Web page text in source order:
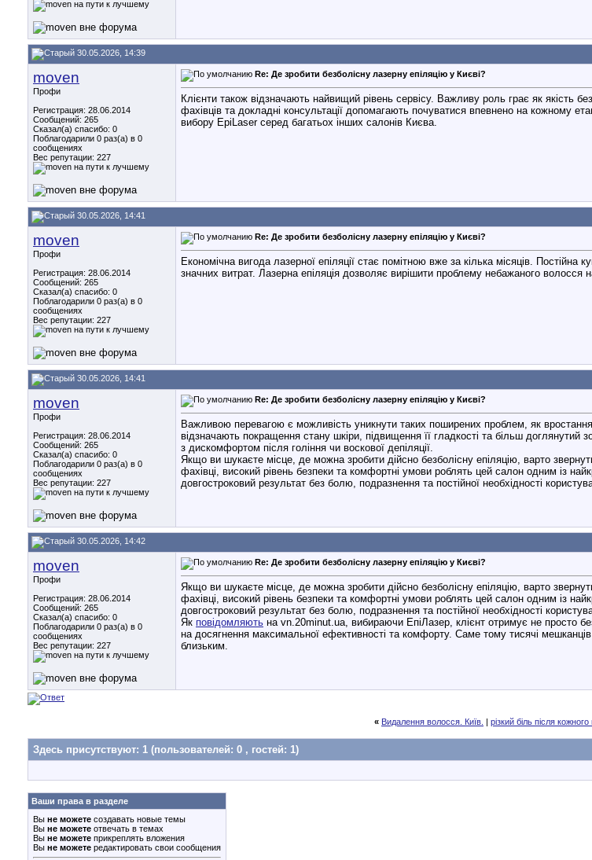
30.05.2026, 14:39
moven
Профи
Регистрация: 28.06.2014
Сообщений: 265
Сказал(а) спасибо: 0
Поблагодарили 0 раз(а) в 0
сообщениях
Вес репутации: 227
Re: Де зробити безболісну лазерну епіляцію у Києві?
Клієнти також відзначають найвищий рівень сервісу. Важливу роль грає як якість
фахівців та докладні консультації допомагають почуватися впевнено на кожному
вибору EpiLaser серед багатьох інших салонів Києва.
30.05.2026, 14:41
moven
Профи
Регистрация: 28.06.2014
Сообщений: 265
Сказал(а) спасибо: 0
Поблагодарили 0 раз(а) в 0
сообщениях
Вес репутации: 227
Re: Де зробити безболісну лазерну епіляцію у Києві?
Економічна вигода лазерної епіляції стає помітною вже за кілька місяців. Постійна
значних витрат. Лазерна епіляція дозволяє вирішити проблему небажаного волосся
30.05.2026, 14:41
moven
Профи
Регистрация: 28.06.2014
Сообщений: 265
Сказал(а) спасибо: 0
Поблагодарили 0 раз(а) в 0
сообщениях
Вес репутации: 227
Re: Де зробити безболісну лазерну епіляцію у Києві?
Важливою перевагою є можливість уникнути таких поширених проблем, як
відзначають покращення стану шкіри, підвищення її гладкості та більш
з дискомфортом після гоління чи воскової депіляції.
Якщо ви шукаєте місце, де можна зробити дійсно безболісну епіляцію, варто
фахівці, високий рівень безпеки та комфортні умови роблять цей салон одним із
довгостроковий результат без болю, подразнення та постійної необхідності
30.05.2026, 14:42
moven
Профи
Регистрация: 28.06.2014
Сообщений: 265
Сказал(а) спасибо: 0
Поблагодарили 0 раз(а) в 0
сообщениях
Вес репутации: 227
Re: Де зробити безболісну лазерну епіляцію у Києві?
Якщо ви шукаєте місце, де можна зробити дійсно безболісну епіляцію, варто
фахівці, високий рівень безпеки та комфортні умови роблять цей салон одним із
довгостроковий результат без болю, подразнення та постійної необхідності
Як повідомляють на vn.20minut.ua, вибираючи ЕпіЛазер, клієнт отримує не просто
на досягнення максимальної ефективності та комфорту. Саме тому тисячі
близьким.
« Видалення волосся. Київ. | різкий біль після
Здесь присутствуют: 1 (пользователей: 0 , гостей: 1)
Ваши права в разделе
Вы не можете создавать новые темы
Вы не можете отвечать в темах
Вы не можете прикреплять вложения
Вы не можете редактировать свои сообщения